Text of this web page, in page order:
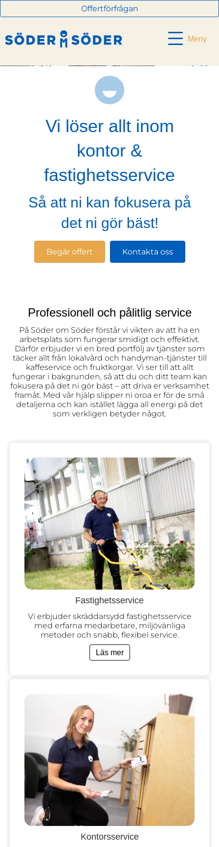
Offertförfrågan
Meny
Vi löser allt inom
kontor &
fastighetsservice
Så att ni kan fokusera på
det ni gör bäst!
Begär offert Kontakta oss
Professionell och pålitlig service
På Söder om Söder förstår vi vikten av att ha en
arbetsplats som fungerar smidigt och effektivt.
Därför erbjuder vi en bred portfölj av tjänster som
täcker allt från lokalvård och handyman-tjänster till
kaffeservice och fruktkorgar. Vi ser till att allt
fungerar i bakgrunden, så att du och ditt team kan
fokusera på det ni gör bäst – att driva er verksamhet
framåt. Med vår hjälp slipper ni oroa er för de små
detaljerna och kan istället lägga all energi på det
som verkligen betyder något.
Fastighetsservice
Vi erbjuder skräddarsydd fastighetsservice
med erfarna medarbetare, miljövänliga
metoder och snabb, flexibel service.
Läs mer
Kontorsservice